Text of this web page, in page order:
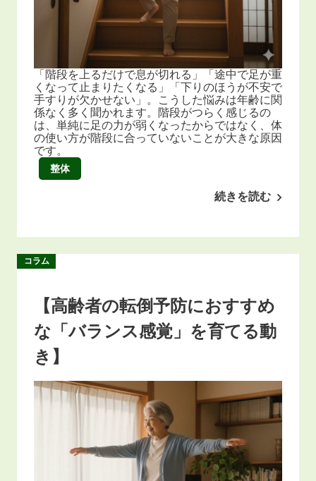
「階段を上るだけで息が切れる」「途中で足が重
くなって止まりたくなる」「下りのほうが不安で
手すりが欠かせない」。こうした悩みは年齢に関
係なく多く聞かれます。階段がつらく感じるの
は、単純に足の力が弱くなったからではなく、体
の使い方が階段に合っていないことが大きな原因
です。
整体
続きを読む
コラム
【高齢者の転倒予防におすすめ
な「バランス感覚」を育てる動
き】